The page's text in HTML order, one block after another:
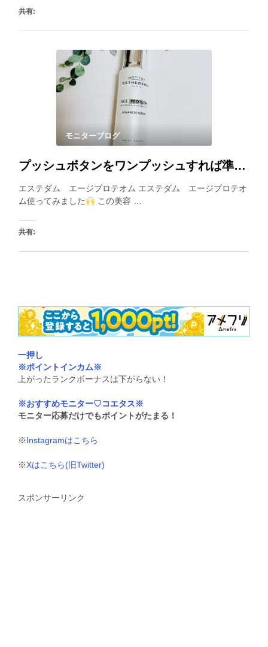
共有:
モニターブログ
プッシュボタンをワンプッシュすれば準備Ok！良い香りに包まれながら柔らかいテクスチャーを楽しめます。
エステダム エージプロテオム エステダム エージプロテオ
ム使ってみました
この美容 …
共有:
一押し
※ポイントインカム※
上がったランクボーナスは下がらない！
※おすすめモニター♡コエタス※
モニター応募だけでもポイントがたまる！
※Instagramはこちら
※Xはこちら(旧Twitter)
スポンサーリンク